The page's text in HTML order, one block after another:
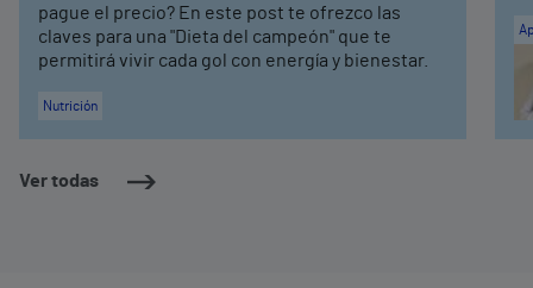
Ver todas
pague el precio? En este post te ofrezco las
claves para una "Dieta del campeón" que te
permitirá vivir cada gol con energía y bienestar.
Nutrición